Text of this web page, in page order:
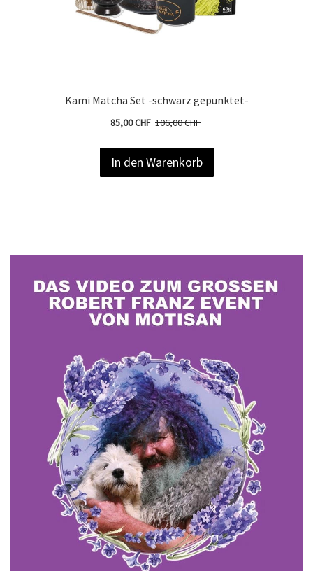
Kami Matcha Set -schwarz gepunktet-
85,00 CHF 106,00 CHF
In den Warenkorb